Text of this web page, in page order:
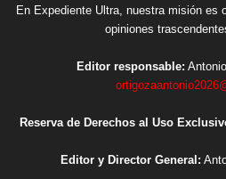
En Expediente Ultra, nuestra misión es
opiniones
Editor responsable:
Reserva de Derechos al Uso
Editor y Director General: